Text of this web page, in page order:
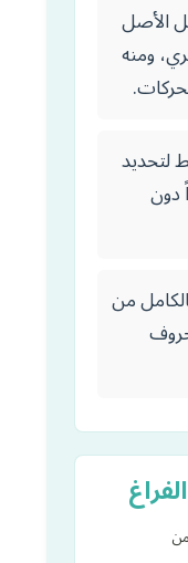
الأصل
ومنه
لتحديد
دون
من